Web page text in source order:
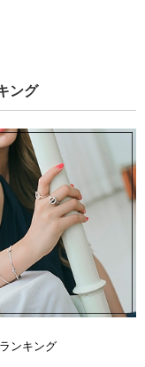
ング
ンキング